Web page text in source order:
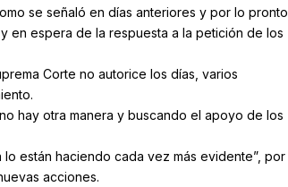
se señaló en días anteriores y por lo pronto
en espera de la respuesta a la petición de los
Corte no autorice los días, varios
hay otra manera y buscando el apoyo de los
están haciendo cada vez más evidente”, por
acciones.